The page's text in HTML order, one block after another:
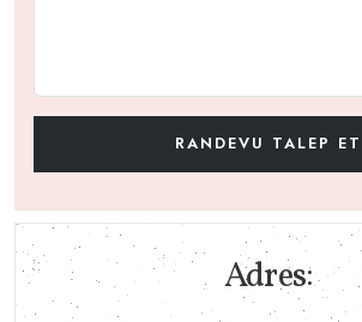
Adres: